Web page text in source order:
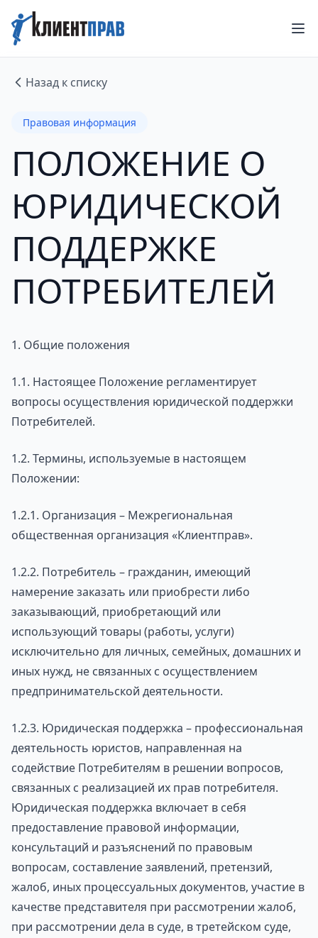
Назад к списку
Правовая информация
ПОЛОЖЕНИЕ О
ЮРИДИЧЕСКОЙ
ПОДДЕРЖКЕ
ПОТРЕБИТЕЛЕЙ
1. Общие положения
1.1. Настоящее Положение регламентирует
вопросы осуществления юридической поддержки
Потребителей.
1.2. Термины, используемые в настоящем
Положении:
1.2.1. Организация – Межрегиональная
общественная организация «Клиентправ».
1.2.2. Потребитель – гражданин, имеющий
намерение заказать или приобрести либо
заказывающий, приобретающий или
использующий товары (работы, услуги)
исключительно для личных, семейных, домашних и
иных нужд, не связанных с осуществлением
предпринимательской деятельности.
1.2.3. Юридическая поддержка – профессиональная
деятельность юристов, направленная на
содействие Потребителям в решении вопросов,
связанных с реализацией их прав потребителя.
Юридическая поддержка включает в себя
предоставление правовой информации,
консультаций и разъяснений по правовым
вопросам, составление заявлений, претензий,
жалоб, иных процессуальных документов, участие в
качестве представителя при рассмотрении жалоб,
при рассмотрении дела в суде, в третейском суде,